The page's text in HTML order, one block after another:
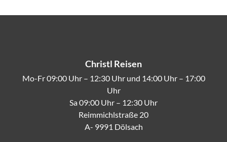
Christl Reisen
Mo-Fr 09:00 Uhr – 12:30 Uhr und 14:00 Uhr – 17:00
Uhr
Sa 09:00 Uhr – 12:30 Uhr
Reimmichlstraße 20
A- 9991 Dölsach